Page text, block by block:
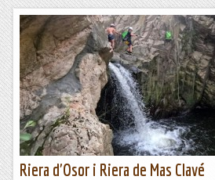
Riera d'Osor i Riera de Mas Clavé